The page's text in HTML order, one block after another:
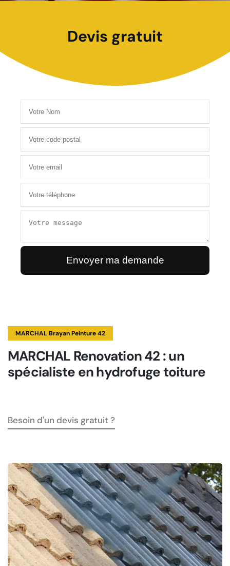
Devis gratuit
MARCHAL Brayan Peinture 42
MARCHAL Renovation 42 : un
spécialiste en hydrofuge toiture
Besoin d'un devis gratuit ?